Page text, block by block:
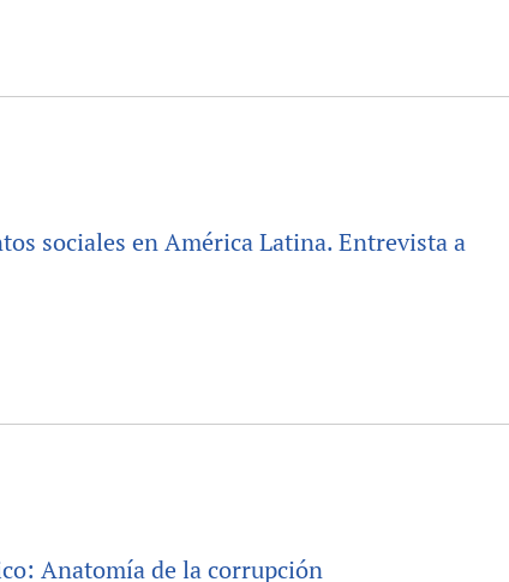
sociales en América Latina. Entrevista a
Anatomía de la corrupción